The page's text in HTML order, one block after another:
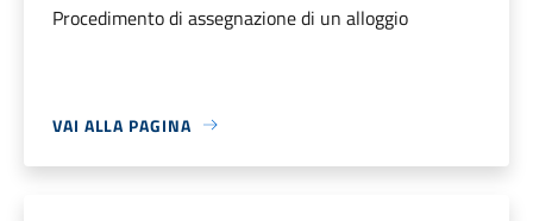
Procedimento di assegnazione di un alloggio
VAI ALLA PAGINA